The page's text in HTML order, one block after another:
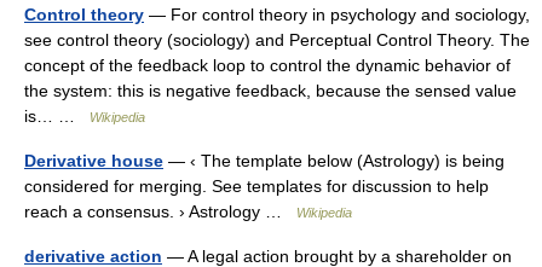
Control theory — For control theory in psychology and sociology,
see control theory (sociology) and Perceptual Control Theory. The
concept of the feedback loop to control the dynamic behavior of
the system: this is negative feedback, because the sensed value
is… …
Wikipedia
Derivative house — ‹ The template below (Astrology) is being
considered for merging. See templates for discussion to help
reach a consensus. › Astrology …
Wikipedia
derivative action — A legal action brought by a shareholder on